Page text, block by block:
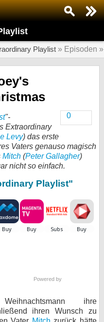
Playlist » Episoden
0
"-
Extraordinary
Levy) das erste
Vaters genauso magisch
Mitch (Peter Gallagher)
nicht so einfach.
Playlist"
Powered by
ihre
ihren Wunsch zu
suchen...